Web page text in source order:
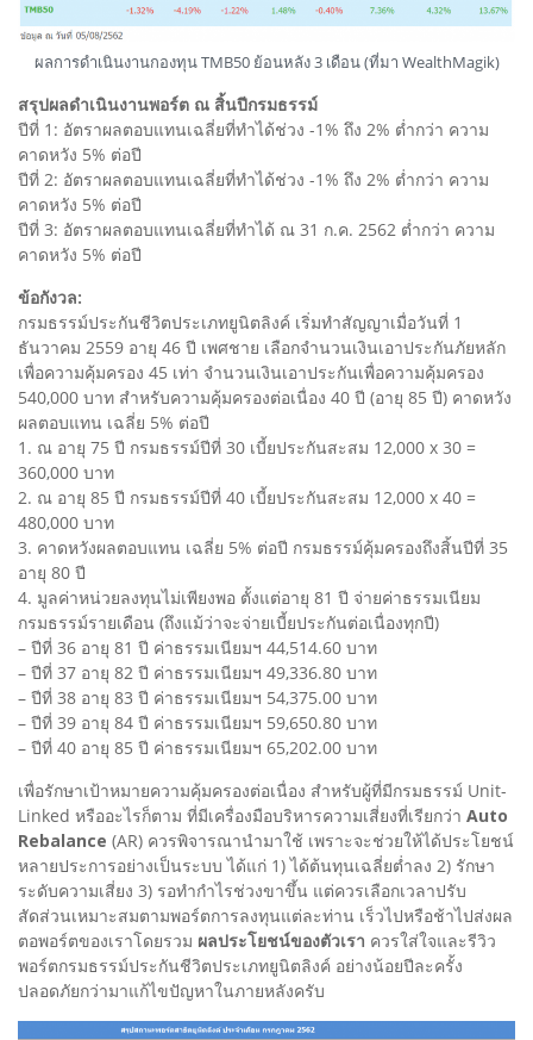
ผลการดำเนินงานกองทุน TMB50 ย้อนหลัง 3 เดือน (ที่มา WealthMagik)
สรุปผลดำเนินงานพอร์ต ณ สิ้นปีกรมธรรม์
ปีที่ 1: อัตราผลตอบแทนเฉลี่ยที่ทำได้ช่วง -1% ถึง 2% ต่ำกว่า ความ
คาดหวัง 5% ต่อปี
ปีที่ 2: อัตราผลตอบแทนเฉลี่ยที่ทำได้ช่วง -1% ถึง 2% ต่ำกว่า ความ
คาดหวัง 5% ต่อปี
ปีที่ 3: อัตราผลตอบแทนเฉลี่ยที่ทำได้ ณ 31 ก.ค. 2562 ต่ำกว่า ความ
คาดหวัง 5% ต่อปี
ข้อกังวล:
กรมธรรม์ประกันชีวิตประเภทยูนิตลิงค์ เริ่มทำสัญญาเมื่อวันที่ 1
ธันวาคม 2559 อายุ 46 ปี เพศชาย เลือกจำนวนเงินเอาประกันภัยหลัก
เพื่อความคุ้มครอง 45 เท่า จำนวนเงินเอาประกันเพื่อความคุ้มครอง
540,000 บาท สำหรับความคุ้มครองต่อเนื่อง 40 ปี (อายุ 85 ปี) คาดหวัง
ผลตอบแทน เฉลี่ย 5% ต่อปี
1. ณ อายุ 75 ปี กรมธรรม์ปีที่ 30 เบี้ยประกันสะสม 12,000 x 30 =
360,000 บาท
2. ณ อายุ 85 ปี กรมธรรม์ปีที่ 40 เบี้ยประกันสะสม 12,000 x 40 =
480,000 บาท
3. คาดหวังผลตอบแทน เฉลี่ย 5% ต่อปี กรมธรรม์คุ้มครองถึงสิ้นปีที่ 35
อายุ 80 ปี
4. มูลค่าหน่วยลงทุนไม่เพียงพอ ตั้งแต่อายุ 81 ปี จ่ายค่าธรรมเนียม
กรมธรรม์รายเดือน (ถึงแม้ว่าจะจ่ายเบี้ยประกันต่อเนื่องทุกปี)
– ปีที่ 36 อายุ 81 ปี ค่าธรรมเนียมฯ 44,514.60 บาท
– ปีที่ 37 อายุ 82 ปี ค่าธรรมเนียมฯ 49,336.80 บาท
– ปีที่ 38 อายุ 83 ปี ค่าธรรมเนียมฯ 54,375.00 บาท
– ปีที่ 39 อายุ 84 ปี ค่าธรรมเนียมฯ 59,650.80 บาท
– ปีที่ 40 อายุ 85 ปี ค่าธรรมเนียมฯ 65,202.00 บาท
เพื่อรักษาเป้าหมายความคุ้มครองต่อเนื่อง สำหรับผู้ที่มีกรมธรรม์ Unit-
Linked หรืออะไรก็ตาม ที่มีเครื่องมือบริหารความเสี่ยงที่เรียกว่า Auto
Rebalance (AR) ควรพิจารณานำมาใช้ เพราะจะช่วยให้ได้ประโยชน์
หลายประการอย่างเป็นระบบ ได้แก่ 1) ได้ต้นทุนเฉลี่ยต่ำลง 2) รักษา
ระดับความเสี่ยง 3) รอทำกำไรช่วงขาขึ้น แต่ควรเลือกเวลาปรับ
สัดส่วนเหมาะสมตามพอร์ตการลงทุนแต่ละท่าน เร็วไปหรือช้าไปส่งผล
ตอพอร์ตของเราโดยรวม ผลประโยชน์ของตัวเรา ควรใส่ใจและรีวิว
พอร์ตกรมธรรม์ประกันชีวิตประเภทยูนิตลิงค์ อย่างน้อยปีละครั้ง
ปลอดภัยกว่ามาแก้ไขปัญหาในภายหลังครับ